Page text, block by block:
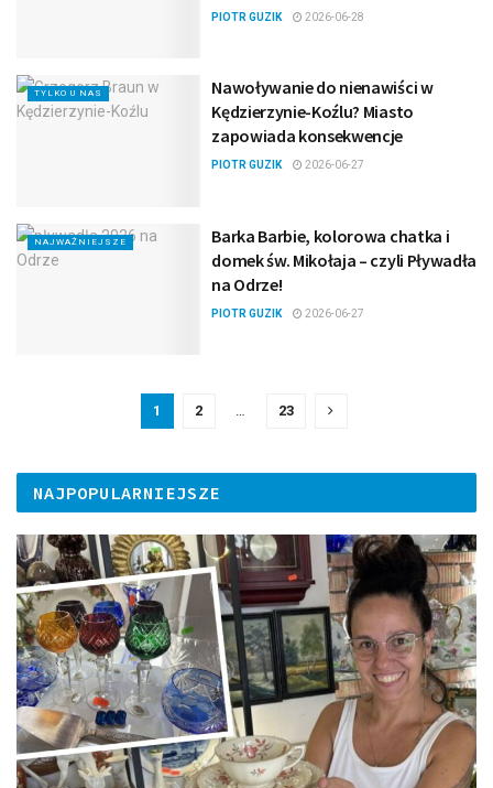
PIOTR GUZIK 2026-06-28
TYLKO U NAS
Nawoływanie do nienawiści w
Kędzierzynie-Koźlu? Miasto
zapowiada konsekwencje
PIOTR GUZIK 2026-06-27
NAJWAŻNIEJSZE
Barka Barbie, kolorowa chatka i
domek św. Mikołaja – czyli Pływadła
na Odrze!
PIOTR GUZIK 2026-06-27
1 2 … 23
NAJPOPULARNIEJSZE